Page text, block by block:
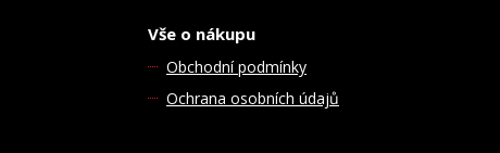
Vše o nákupu
Obchodní podmínky
Ochrana osobních údajů